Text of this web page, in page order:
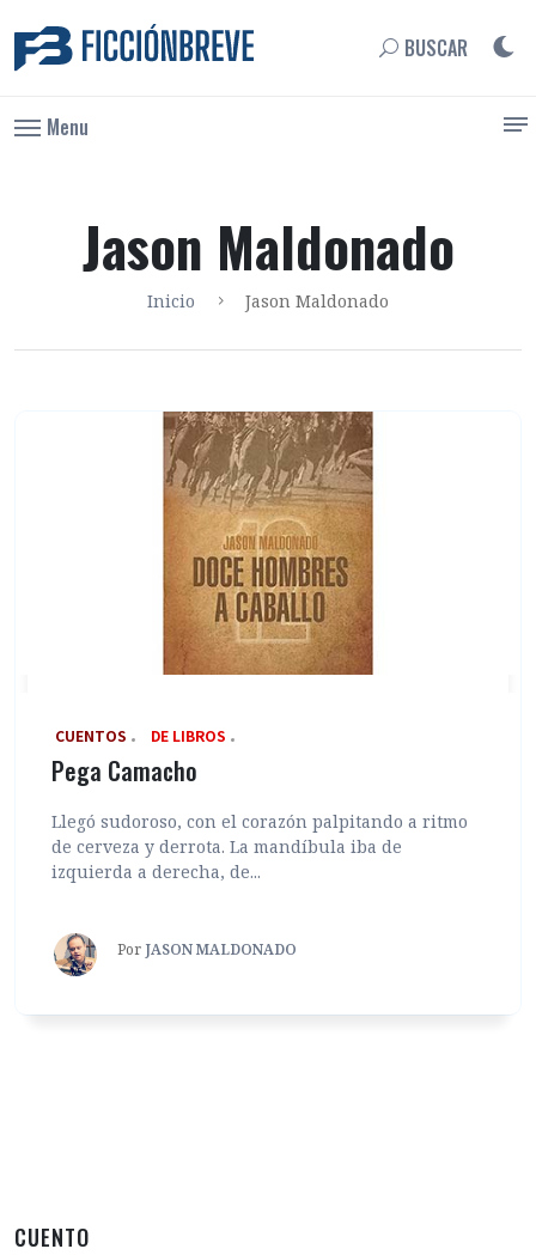
BUSCAR
Menu
Jason Maldonado
Inicio Jason Maldonado
‎ CUENTOS DE LIBROS
Pega Camacho
Llegó sudoroso, con el corazón palpitando a ritmo
de cerveza y derrota. La mandíbula iba de
izquierda a derecha, de...
Por JASON MALDONADO
CUENTO